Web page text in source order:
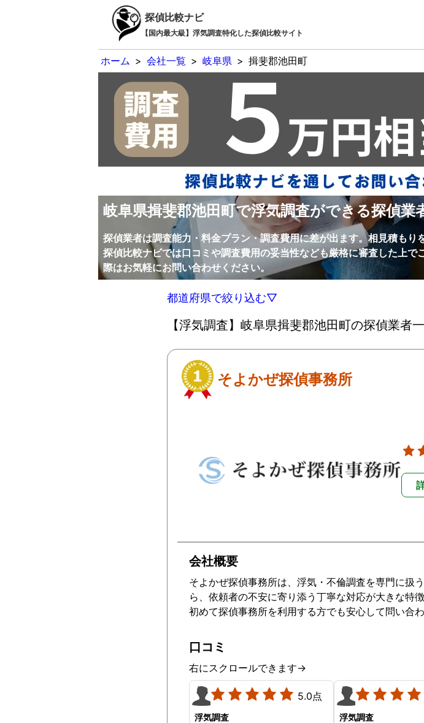
探偵比較ナビ
【国内最大級】浮気調査特化した探偵比較サイト
ホーム > 会社一覧 > 岐阜県 > 揖斐郡池田町
岐阜県揖斐郡池田町で浮気調査ができる探偵業
探偵業者は調査能力・料金プラン・調査費用に差が出ます。相見積も
探偵比較ナビでは口コミや調査費用の妥当性なども厳格に審査した上
際はお気軽にお問い合わせください。
都道府県で絞り込む▽
【浮気調査】岐阜県揖斐郡池田町の探偵業者
そよかぜ探偵事務所
会社概要
そよかぜ探偵事務所は、浮気・不倫調査を専門に扱
ら、依頼者の不安に寄り添う丁寧な対応が大きな特
初めて探偵事務所を利用する方でも安心して問い合わ
口コミ
右にスクロールできます→
5.0点
浮気調査 浮気調査